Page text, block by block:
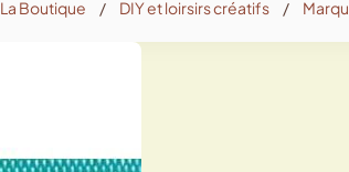
La Boutique / DIY et loirsirs créatifs /